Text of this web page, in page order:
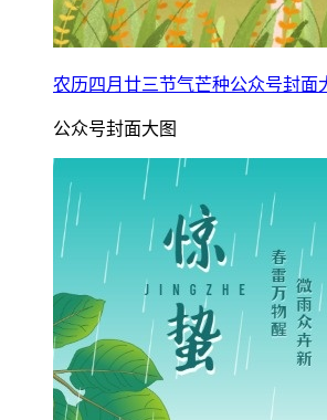
农历四月廿三节气芒种公众号封面
公众号封面大图